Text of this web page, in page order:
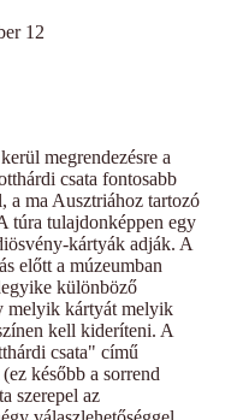
12
megrendezésre a
csata fontosabb
a ma Ausztriához tartozó
túra tulajdonképpen egy
kártyák adják. A
előtt a múzeumban
különböző
melyik kártyát melyik
kell kideríteni. A
csata" című
később a sorrend
szerepel az